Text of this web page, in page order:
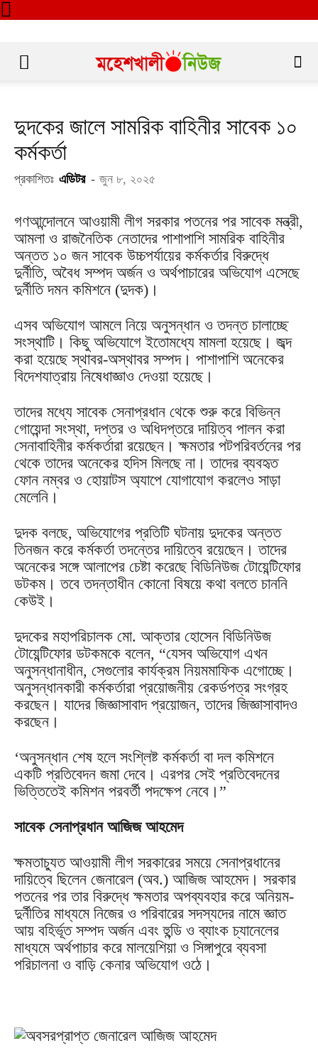
দুদকের জালে সামরিক বাহিনীর সাবেক ১০
কর্মকর্তা
প্রকাশিতঃ এডিটর - জুন ৮, ২০২৫
গণআন্দোলনে আওয়ামী লীগ সরকার পতনের পর সাবেক মন্ত্রী,
আমলা ও রাজনৈতিক নেতাদের পাশাপাশি সামরিক বাহিনীর
অন্তত ১০ জন সাবেক উচ্চপর্যায়ের কর্মকর্তার বিরুদ্ধে
দুর্নীতি, অবৈধ সম্পদ অর্জন ও অর্থপাচারের অভিযোগ এসেছে
দুর্নীতি দমন কমিশনে (দুদক)।
এসব অভিযোগ আমলে নিয়ে অনুসন্ধান ও তদন্ত চালাচ্ছে
সংস্থাটি। কিছু অভিযোগে ইতোমধ্যে মামলা হয়েছে। জব্দ
করা হয়েছে স্থাবর-অস্থাবর সম্পদ। পাশাপাশি অনেকের
বিদেশযাত্রায় নিষেধাজ্ঞাও দেওয়া হয়েছে।
তাদের মধ্যে সাবেক সেনাপ্রধান থেকে শুরু করে বিভিন্ন
গোয়েন্দা সংস্থা, দপ্তর ও অধিদপ্তরে দায়িত্ব পালন করা
সেনাবাহিনীর কর্মকর্তারা রয়েছেন। ক্ষমতার পটপরিবর্তনের পর
থেকে তাদের অনেকের হদিস মিলছে না। তাদের ব্যবহৃত
ফোন নম্বর ও হোয়াটস অ্যাপে যোগাযোগ করলেও সাড়া
মেলেনি।
দুদক বলছে, অভিযোগের প্রতিটি ঘটনায় দুদকের অন্তত
তিনজন করে কর্মকর্তা তদন্তের দায়িত্বে রয়েছেন। তাদের
অনেকের সঙ্গে আলাপের চেষ্টা করেছে বিডিনিউজ টোয়েন্টিফোর
ডটকম। তবে তদন্তাধীন কোনো বিষয়ে কথা বলতে চাননি
কেউই।
দুদকের মহাপরিচালক মো. আক্তার হোসেন বিডিনিউজ
টোয়েন্টিফোর ডটকমকে বলেন, “যেসব অভিযোগ এখন
অনুসন্ধানাধীন, সেগুলোর কার্যক্রম নিয়মমাফিক এগোচ্ছে।
অনুসন্ধানকারী কর্মকর্তারা প্রয়োজনীয় রেকর্ডপত্র সংগ্রহ
করছেন। যাদের জিজ্ঞাসাবাদ প্রয়োজন, তাদের জিজ্ঞাসাবাদও
করছেন।
‘অনুসন্ধান শেষ হলে সংশ্লিষ্ট কর্মকর্তা বা দল কমিশনে
একটি প্রতিবেদন জমা দেবে। এরপর সেই প্রতিবেদনের
ভিত্তিতেই কমিশন পরবর্তী পদক্ষেপ নেবে।”
সাবেক সেনাপ্রধান আজিজ আহমেদ
ক্ষমতাচ্যুত আওয়ামী লীগ সরকারের সময়ে সেনাপ্রধানের
দায়িত্বে ছিলেন জেনারেল (অব.) আজিজ আহমেদ। সরকার
পতনের পর তার বিরুদ্ধে ক্ষমতার অপব্যবহার করে অনিয়ম-
দুর্নীতির মাধ্যমে নিজের ও পরিবারের সদস্যদের নামে জ্ঞাত
আয় বহির্ভূত সম্পদ অর্জন এবং হুন্ডি ও ব্যাংক চ্যানেলের
মাধ্যমে অর্থপাচার করে মালয়েশিয়া ও সিঙ্গাপুরে ব্যবসা
পরিচালনা ও বাড়ি কেনার অভিযোগ ওঠে।